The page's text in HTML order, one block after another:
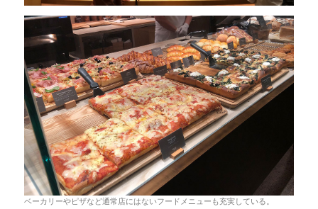
ベーカリーやピザなど通常店にはないフードメニューも充実している。